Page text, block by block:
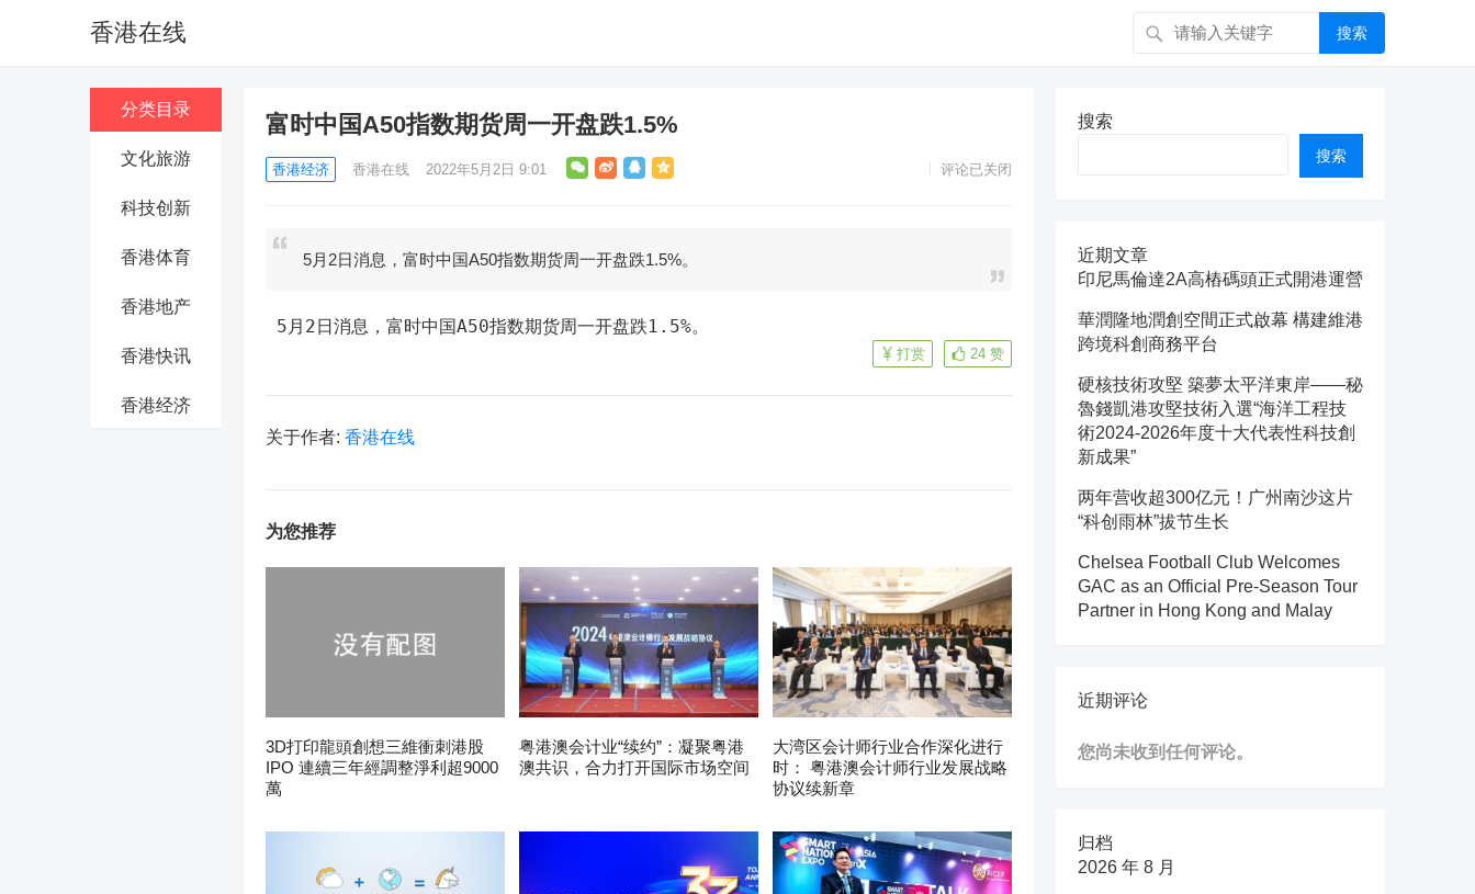
香港在线 搜索
分类目录
文化旅游
科技创新
香港体育
香港地产
香港快讯
香港经济
富时中国A50指数期货周一开盘跌1.5%
香港经济 香港在线 2022年5月2日 9:01 评论已关闭
5月2日消息，富时中国A50指数期货周一开盘跌1.5%。
5月2日消息，富时中国A50指数期货周一开盘跌1.5%。
24 赞
打赏
关于作者: 香港在线
为您推荐
3D打印龍頭創想三維衝刺港股
IPO 連續三年經調整淨利超9000
萬
粤港澳会计业“续约”：凝聚粤港
澳共识，合力打开国际市场空间
大湾区会计师行业合作深化进行
时： 粤港澳会计师行业发展战略
协议续新章
搜索
搜索
近期文章
印尼馬倫達2A高樁碼頭正式開港運營
華潤隆地潤創空間正式啟幕 構建維港
跨境科創商務平台
硬核技術攻堅 築夢太平洋東岸——秘
魯錢凱港攻堅技術入選“海洋工程技
術2024-2026年度十大代表性科技創
新成果”
两年营收超300亿元！广州南沙这片
“科创雨林”拔节生长
Chelsea Football Club Welcomes
GAC as an Official Pre-Season Tour
Partner in Hong Kong and Malay
近期评论
您尚未收到任何评论。
归档
2026 年 8 月